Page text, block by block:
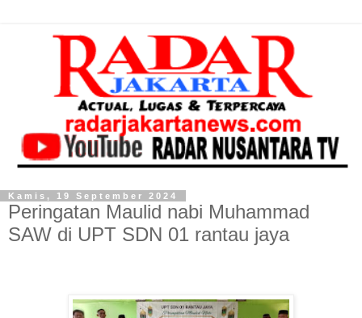
Kamis, 19 September 2024
Peringatan Maulid nabi Muhammad
SAW di UPT SDN 01 rantau jaya